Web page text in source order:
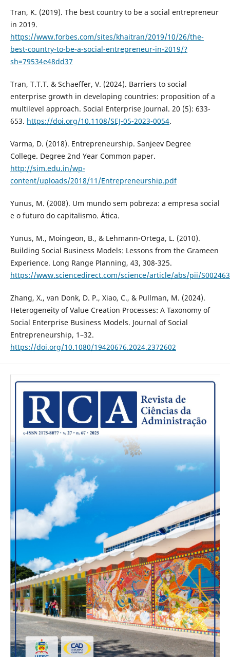
Tran, K. (2019). The best country to be a social entrepreneur
in 2019.
https://www.forbes.com/sites/khaitran/2019/10/26/the-
best-country-to-be-a-social-entrepreneur-in-2019/?
sh=79534e48dd37
Tran, T.T.T. & Schaeffer, V. (2024). Barriers to social
enterprise growth in developing countries: proposition of a
multilevel approach. Social Enterprise Journal. 20 (5): 633-
653. https://doi.org/10.1108/SEJ-05-2023-0054.
Varma, D. (2018). Entrepreneurship. Sanjeev Degree
College. Degree 2nd Year Common paper.
http://sim.edu.in/wp-
content/uploads/2018/11/Entrepreneurship.pdf
Yunus, M. (2008). Um mundo sem pobreza: a empresa social
e o futuro do capitalismo. Ática.
Yunus, M., Moingeon, B., & Lehmann-Ortega, L. (2010).
Building Social Business Models: Lessons from the Grameen
Experience. Long Range Planning, 43, 308-325.
https://www.sciencedirect.com/science/article/abs/pii/
Zhang, X., van Donk, D. P., Xiao, C., & Pullman, M. (2024).
Heterogeneity of Value Creation Processes: A Taxonomy of
Social Enterprise Business Models. Journal of Social
Entrepreneurship, 1–32.
https://doi.org/10.1080/19420676.2024.2372602